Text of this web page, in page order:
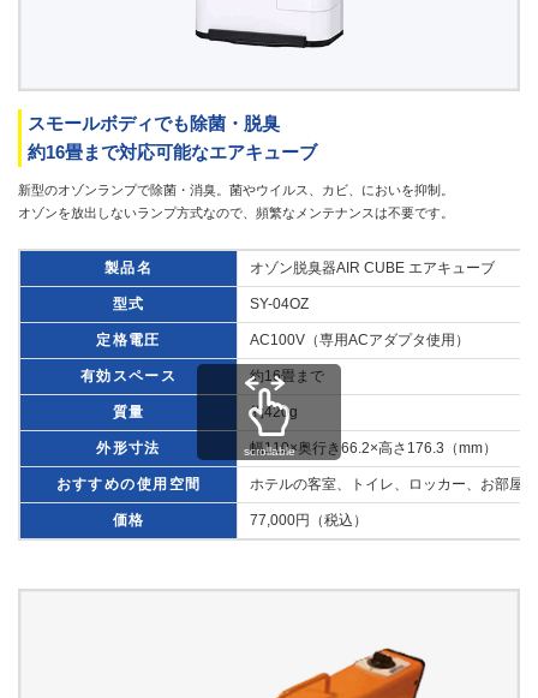
スモールボディでも除菌・脱臭
約16畳まで対応可能なエアキューブ
新型のオゾンランプで除菌・消臭。菌やウイルス、カビ、においを抑制。
オゾンを放出しないランプ方式なので、頻繁なメンテナンスは不要です。
製品名 オゾン脱臭器AIR CUBE エアキューブ
型式 SY-04OZ
定格電圧 AC100V（専用ACアダプタ使用）
有効スペース 約16畳まで
質量 約420g
外形寸法 幅110×奥行き66.2×高さ176.3（mm）
おすすめの使用空間 ホテルの客室、トイレ、ロッカー、お部屋
価格 77,000円（税込）
scrollable